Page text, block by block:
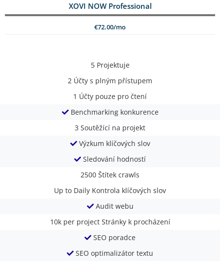
XOVI NOW Professional
€72.00/mo
5 Projektuje
2 Účty s plným přístupem
1 Účty pouze pro čtení
Benchmarking konkurence
3 Soutěžící na projekt
Výzkum klíčových slov
Sledování hodností
2500 Štítek crawls
Up to Daily Kontrola klíčových slov
Audit webu
10k per project Stránky k procházení
SEO poradce
SEO optimalizátor textu